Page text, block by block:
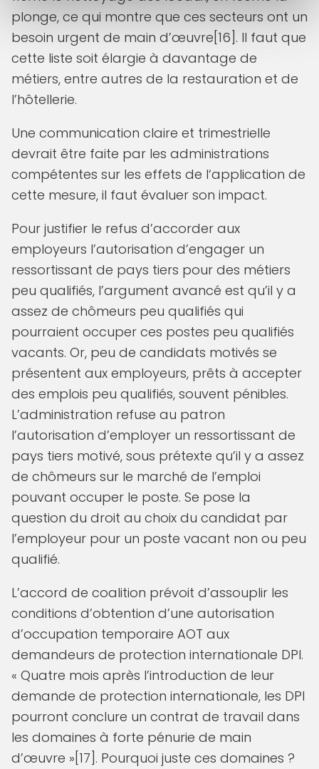
plonge, ce qui montre que ces secteurs ont un
besoin urgent de main d’œuvre[16]. Il faut que
cette liste soit élargie à davantage de
métiers, entre autres de la restauration et de
l’hôtellerie.
Une communication claire et trimestrielle
devrait être faite par les administrations
compétentes sur les effets de l‘application de
cette mesure, il faut évaluer son impact.
Pour justifier le refus d’accorder aux
employeurs l’autorisation d’engager un
ressortissant de pays tiers pour des métiers
peu qualifiés, l’argument avancé est qu’il y a
assez de chômeurs peu qualifiés qui
pourraient occuper ces postes peu qualifiés
vacants. Or, peu de candidats motivés se
présentent aux employeurs, prêts à accepter
des emplois peu qualifiés, souvent pénibles.
L’administration refuse au patron
l’autorisation d’employer un ressortissant de
pays tiers motivé, sous prétexte qu’il y a assez
de chômeurs sur le marché de l’emploi
pouvant occuper le poste. Se pose la
question du droit au choix du candidat par
l’employeur pour un poste vacant non ou peu
qualifié.
L’accord de coalition prévoit d’assouplir les
conditions d’obtention d’une autorisation
d’occupation temporaire AOT aux
demandeurs de protection internationale DPI.
« Quatre mois après l’introduction de leur
demande de protection internationale, les DPI
pourront conclure un contrat de travail dans
les domaines à forte pénurie de main
d’œuvre »[17]. Pourquoi juste ces domaines ?